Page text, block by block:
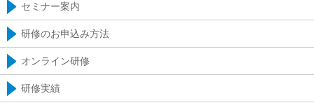
セミナー案内
研修のお申込み方法
オンライン研修
研修実績